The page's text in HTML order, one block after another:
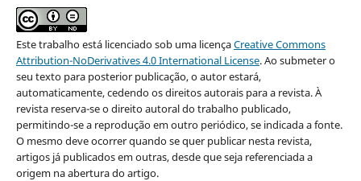
Este trabalho está licenciado sob uma licençaCreative Commons
Attribution-NoDerivatives 4.0 International License. Ao submeter o
seu texto para posterior publicação, o autor estará,
automaticamente, cedendo os direitos autorais para a revista. À
revista reserva-se o direito autoral do trabalho publicado,
permitindo-se a reprodução em outro periódico, se indicada a fonte.
O mesmo deve ocorrer quando se quer publicar nesta revista,
artigos já publicados em outras, desde que seja referenciada a
origem na abertura do artigo.